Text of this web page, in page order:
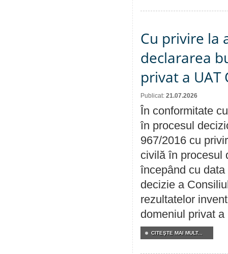
Cu privire la
declararea
privat a UAT
Publicat: 21.07.2026
În conformitate
în procesul
967/2016 cu
civilă în procesul
începând cu
decizie a
rezultatelor
domeniul privat a
CITEŞTE MAI MULT...